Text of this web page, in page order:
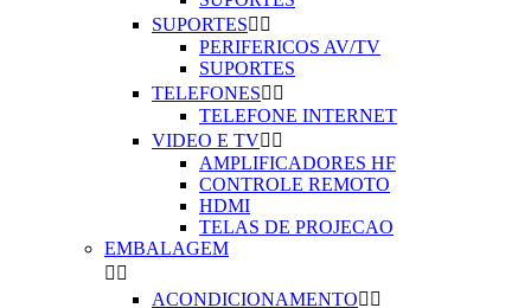
SUPORTES 
PERIFERICOS AV/TV
SUPORTES
TELEFONES 
TELEFONE INTERNET
VIDEO E TV 
AMPLIFICADORES HF
CONTROLE REMOTO
HDMI
TELAS DE PROJECAO
EMBALAGEM
 
ACONDICIONAMENTO 